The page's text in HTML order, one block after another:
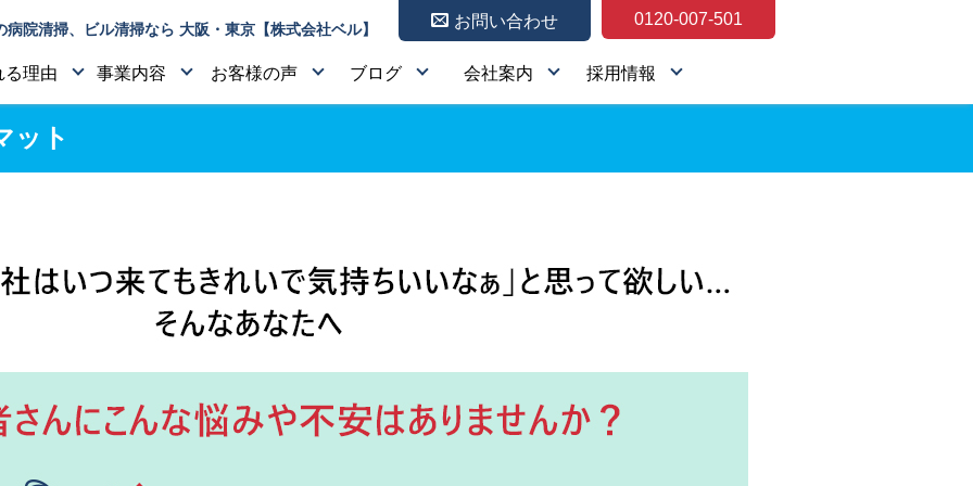
病院清掃、ビル清掃なら 大阪・東京【株式会社ベル】 お問い合わせ 0120-007-501
る理由 事業内容 お客様の声 ブログ 会社案内 採用情報
ット